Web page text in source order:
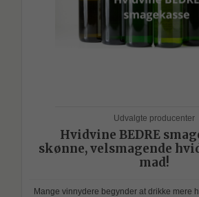
Udvalgte producenter
Hvidvine BEDRE
skønne, velsmagende
mad!
Mange vinnydere begynder at drikke mere